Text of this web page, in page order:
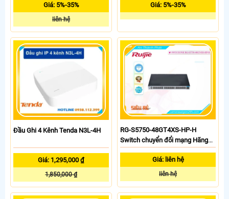
Giá: 5%-35%
liên hệ
Giá: 5%-35%
Đầu Ghi 4 Kênh Tenda N3L-4H
Giá: 1,295,000 ₫
1,850,000 ₫
RG-S5750-48GT4XS-HP-H
Switch chuyển đổi mạng Hãng
Ruijie
Giá: liên hệ
liên hệ